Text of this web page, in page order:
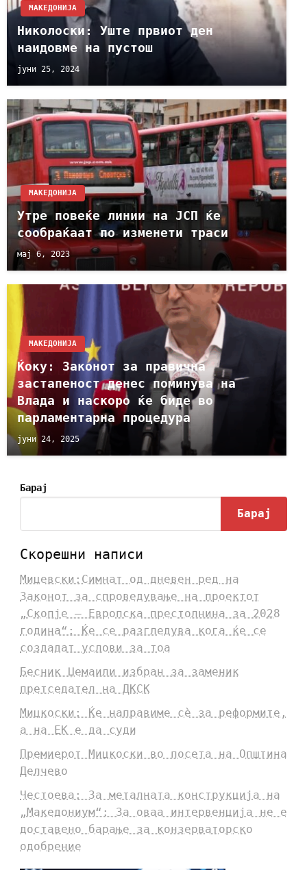
МАКЕДОНИЈА
Николоски: Уште првиот ден
наидовме на пустош
јуни 25, 2024
МАКЕДОНИЈА
Утре повеќе линии на ЈСП ќе
сообраќаат по изменети траси
мај 6, 2023
МАКЕДОНИЈА
Ќоку: Законот за правична
застапеност денес поминува на
Влада и наскоро ќе биде во
парламентарна процедура
јуни 24, 2025
Барај
Барај
Скорешни написи
Мицевски:Симнат од дневен ред на
Законот за спроведување на проектот
„Скопје – Европска престолнина за 2028
година“: Ќе се разгледува кога ќе се
создадат услови за тоа
Бесник Џемаили избран за заменик
претседател на ДКСК
Мицкоски: Ќе направиме сè за реформите,
а на ЕК е да суди
Премиерот Мицкоски во посета на Општина
Делчево
Честоева: За металната конструкција на
„Македониум“: За оваа интервенција не е
доставено барање за конзерваторско
одобрение